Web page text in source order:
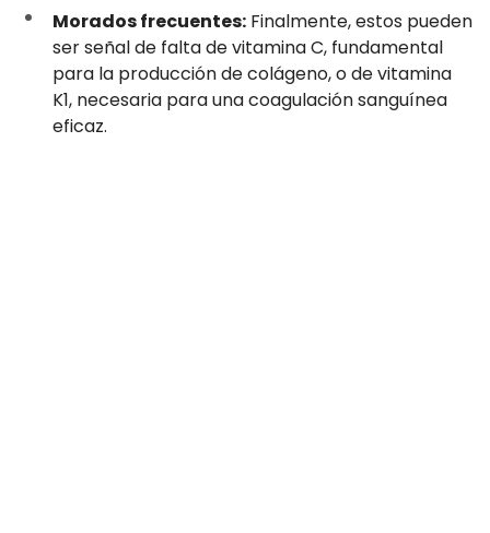
Morados frecuentes: Finalmente, estos pueden
ser señal de falta de vitamina C, fundamental
para la producción de colágeno, o de vitamina
K1, necesaria para una coagulación sanguínea
eficaz.